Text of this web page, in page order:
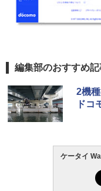
編集部のおすすめ記
2機
ドコ
ケータイ